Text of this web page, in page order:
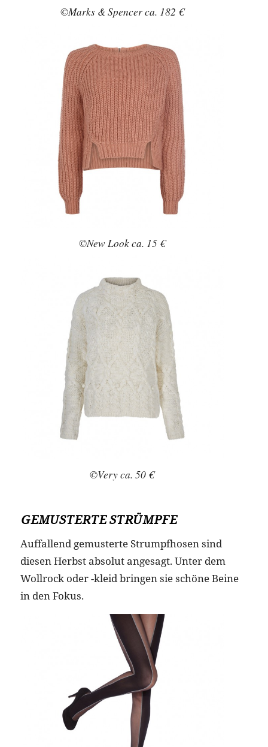
©Marks & Spencer ca. 182 €
©New Look ca. 15 €
©Very ca. 50 €
GEMUSTERTE STRÜMPFE
Auffallend gemusterte Strumpfhosen sind
diesen Herbst absolut angesagt. Unter dem
Wollrock oder -kleid bringen sie schöne Beine
in den Fokus.